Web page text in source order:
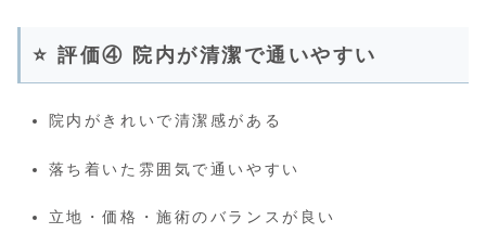
⭐ 評価④ 院内が清潔で通いやすい
院内がきれいで清潔感がある
落ち着いた雰囲気で通いやすい
立地・価格・施術のバランスが良い